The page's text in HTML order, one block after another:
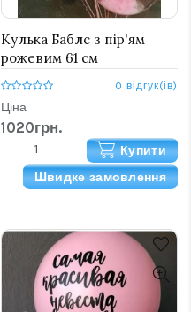
Кулька Баблс з пір'ям
рожевим 61 см
0 відгук(ів)
Ціна
1020грн.
Купити
Швидке замовлення